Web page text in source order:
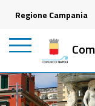
Regione Campania